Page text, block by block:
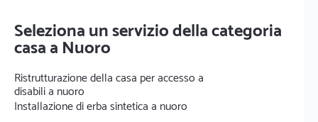
Seleziona un servizio della categoria
casa a Nuoro
Ristrutturazione della casa per accesso a
disabili a nuoro
Installazione di erba sintetica a nuoro